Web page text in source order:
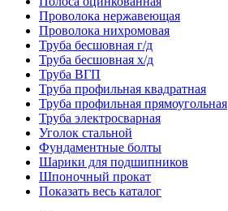
Проволока нержавеющая
Проволока нихромовая
Труба бесшовная г/д
Труба бесшовная х/д
Труба ВГП
Труба профильная квадратная
Труба профильная прямоугольная
Труба электросварная
Уголок стальной
Фундаментные болты
Шарики для подшипников
Шпоночный прокат
Показать весь каталог